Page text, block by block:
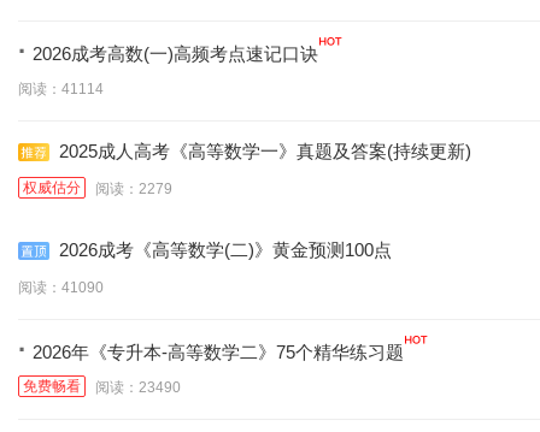
· 2026成考高数(一)高频考点速记口诀
阅读：41114
2025成人高考《高等数学一》真题及答案(持续更新)
权威估分 阅读：2279
2026成考《高等数学(二)》黄金预测100点
阅读：41090
· 2026年《专升本-高等数学二》75个精华练习题
免费畅看 阅读：23490